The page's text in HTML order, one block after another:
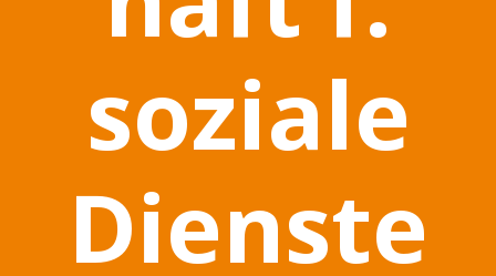
soziale
Dienste